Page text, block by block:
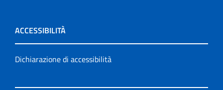
ACCESSIBILITÀ
Dichiarazione di accessibilità